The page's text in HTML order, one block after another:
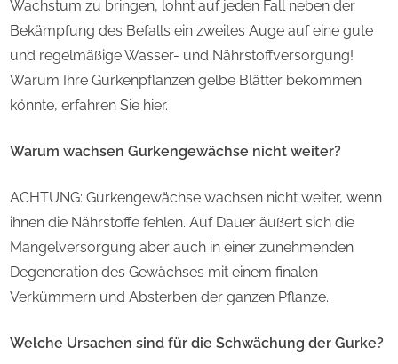
Wachstum zu bringen, lohnt auf jeden Fall neben der
Bekämpfung des Befalls ein zweites Auge auf eine gute
und regelmäßige Wasser- und Nährstoffversorgung!
Warum Ihre Gurkenpflanzen gelbe Blätter bekommen
könnte, erfahren Sie hier.
Warum wachsen Gurkengewächse nicht weiter?
ACHTUNG: Gurkengewächse wachsen nicht weiter, wenn
ihnen die Nährstoffe fehlen. Auf Dauer äußert sich die
Mangelversorgung aber auch in einer zunehmenden
Degeneration des Gewächses mit einem finalen
Verkümmern und Absterben der ganzen Pflanze.
Welche Ursachen sind für die Schwächung der Gurke?